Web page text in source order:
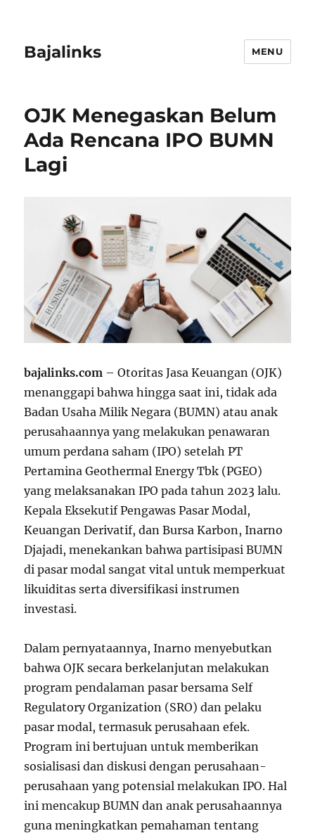
Bajalinks MENU
OJK Menegaskan Belum
Ada Rencana IPO BUMN
Lagi
bajalinks.com – Otoritas Jasa Keuangan (OJK)
menanggapi bahwa hingga saat ini, tidak ada
Badan Usaha Milik Negara (BUMN) atau anak
perusahaannya yang melakukan penawaran
umum perdana saham (IPO) setelah PT
Pertamina Geothermal Energy Tbk (PGEO)
yang melaksanakan IPO pada tahun 2023 lalu.
Kepala Eksekutif Pengawas Pasar Modal,
Keuangan Derivatif, dan Bursa Karbon, Inarno
Djajadi, menekankan bahwa partisipasi BUMN
di pasar modal sangat vital untuk memperkuat
likuiditas serta diversifikasi instrumen
investasi.
Dalam pernyataannya, Inarno menyebutkan
bahwa OJK secara berkelanjutan melakukan
program pendalaman pasar bersama Self
Regulatory Organization (SRO) dan pelaku
pasar modal, termasuk perusahaan efek.
Program ini bertujuan untuk memberikan
sosialisasi dan diskusi dengan perusahaan-
perusahaan yang potensial melakukan IPO. Hal
ini mencakup BUMN dan anak perusahaannya
guna meningkatkan pemahaman tentang